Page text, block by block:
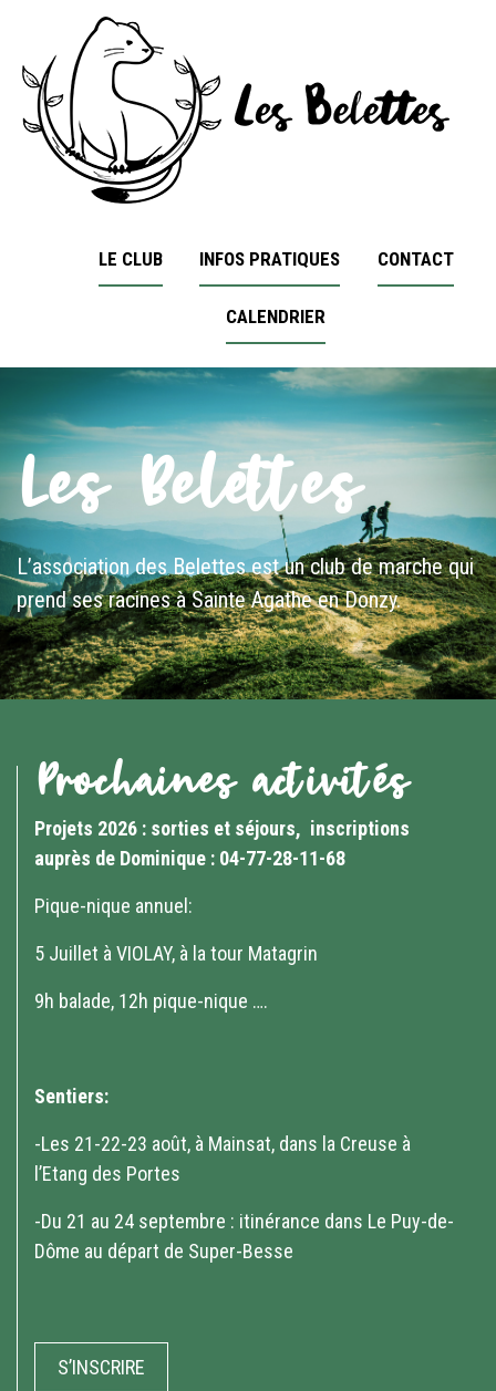
LE CLUB INFOS PRATIQUES CONTACT
CALENDRIER
Les Belettes
L’association des Belettes est un club de marche qui
prend ses racines à Sainte Agathe en Donzy.
Prochaines activités
Projets 2026 : sorties et séjours, inscriptions
auprès de Dominique : 04-77-28-11-68
Pique-nique annuel:
5 Juillet à VIOLAY, à la tour Matagrin
9h balade, 12h pique-nique ….
Sentiers:
-Les 21-22-23 août, à Mainsat, dans la Creuse à
l’Etang des Portes
-Du 21 au 24 septembre : itinérance dans Le Puy-de-
Dôme au départ de Super-Besse
S’INSCRIRE